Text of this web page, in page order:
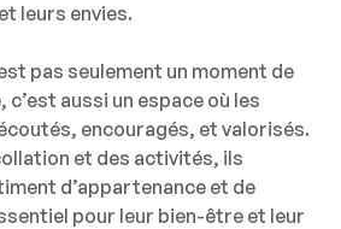
leurs envies.
pas seulement un moment de
aussi un espace où les
encouragés, et valorisés.
et des activités, ils
d’appartenance et de
pour leur bien-être et leur